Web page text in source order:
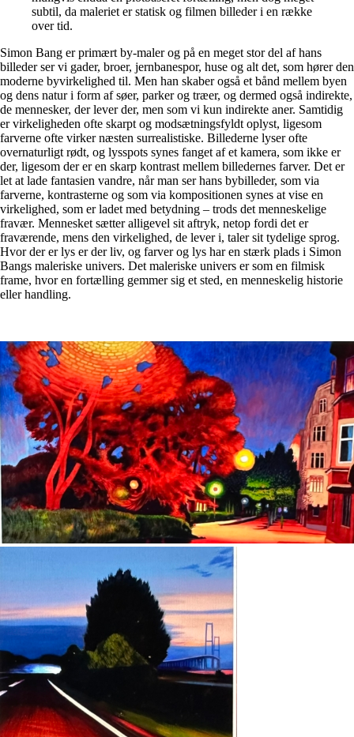
subtil, da maleriet er statisk og filmen billeder i en række
over tid.
Simon Bang er primært by-maler og på en meget stor del af hans
billeder ser vi gader, broer, jernbanespor, huse og alt det, som hører den
moderne byvirkelighed til. Men han skaber også et bånd mellem byen
og dens natur i form af søer, parker og træer, og dermed også indirekte,
de mennesker, der lever der, men som vi kun indirekte aner. Samtidig
er virkeligheden ofte skarpt og modsætningsfyldt oplyst, ligesom
farverne ofte virker næsten surrealistiske. Billederne lyser ofte
overnaturligt rødt, og lysspots synes fanget af et kamera, som ikke er
der, ligesom der er en skarp kontrast mellem billedernes farver. Det er
let at lade fantasien vandre, når man ser hans bybilleder, som via
farverne, kontrasterne og som via kompositionen synes at vise en
virkelighed, som er ladet med betydning – trods det menneskelige
fravær. Mennesket sætter alligevel sit aftryk, netop fordi det er
fraværende, mens den virkelighed, de lever i, taler sit tydelige sprog.
Hvor der er lys er der liv, og farver og lys har en stærk plads i Simon
Bangs maleriske univers. Det maleriske univers er som en filmisk
frame, hvor en fortælling gemmer sig et sted, en menneskelig historie
eller handling.